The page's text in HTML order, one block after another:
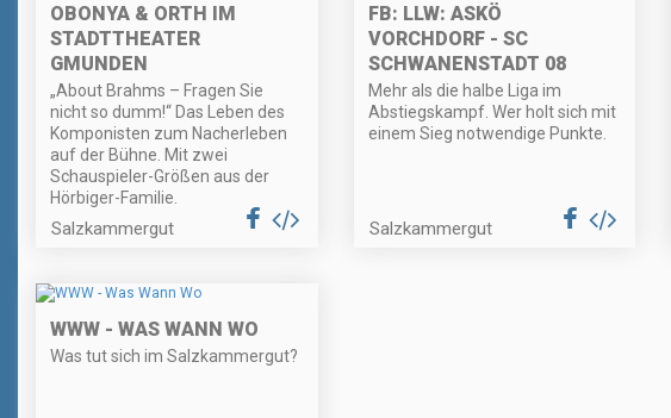
OBONYA & ORTH IM
STADTTHEATER
GMUNDEN
„About Brahms – Fragen Sie
nicht so dumm!“ Das Leben des
Komponisten zum Nacherleben
auf der Bühne. Mit zwei
Schauspieler-Größen aus der
Hörbiger-Familie.
Salzkammergut
FB: LLW: ASKÖ
VORCHDORF - SC
SCHWANENSTADT 08
Mehr als die halbe Liga im
Abstiegskampf. Wer holt sich mit
einem Sieg notwendige Punkte.
Salzkammergut
WWW - WAS WANN WO
Was tut sich im Salzkammergut?